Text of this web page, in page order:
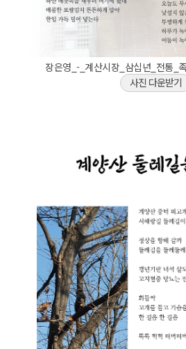
장은영_-_계산시장_삼십년_전통
사진 다운받기